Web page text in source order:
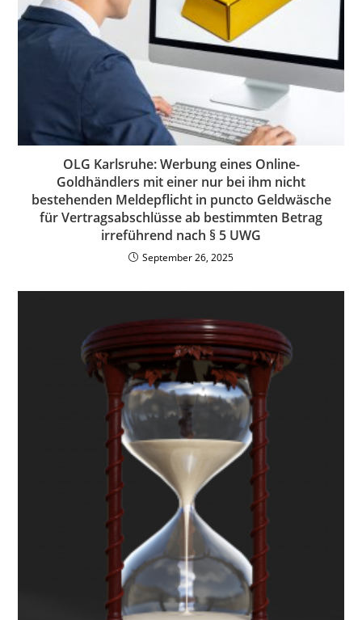
OLG Karlsruhe: Werbung eines Online-
Goldhändlers mit einer nur bei ihm nicht
bestehenden Meldepflicht in puncto Geldwäsche
für Vertragsabschlüsse ab bestimmten Betrag
irreführend nach § 5 UWG
September 26, 2025